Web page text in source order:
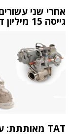
גייסה 15 מיליון דולר
TAT מאותתת: עסקת הרכישה הראשונה מתקרבת